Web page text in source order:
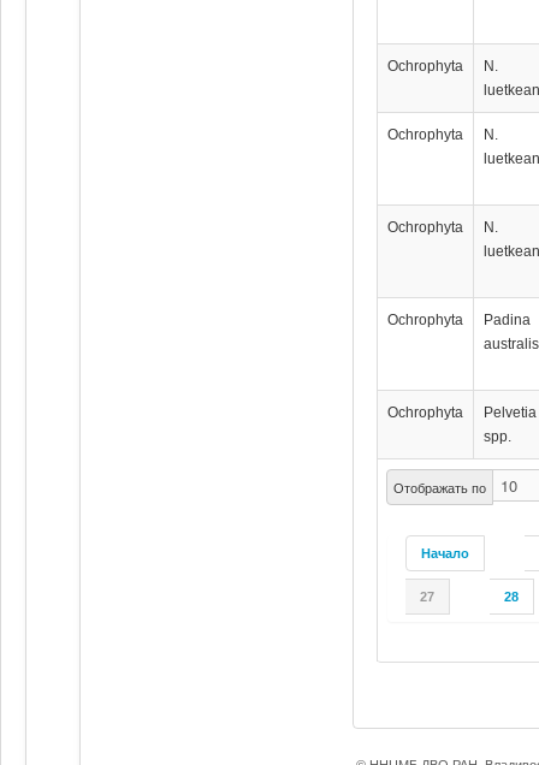
Отображать по
Начало
27 28
Ochrophyta
N.
Ochrophyta
N.
Ochrophyta
N.
Ochrophyta
Padina
australis
Ochrophyta
Pelvetia
spp.